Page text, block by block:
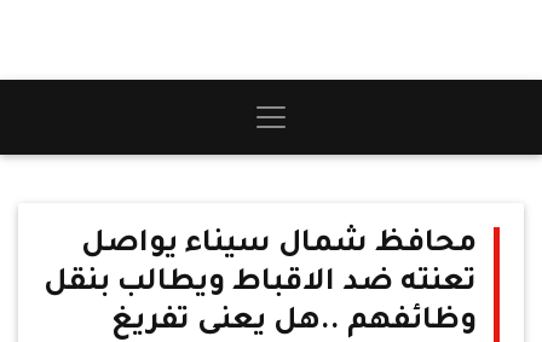
محافظ شمال سيناء يواصل
تعنته ضد الاقباط ويطالب بنقل
وظائفهم ..هل يعنى تفريغ